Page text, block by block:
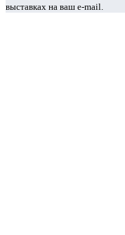
выставках на ваш e-mail.